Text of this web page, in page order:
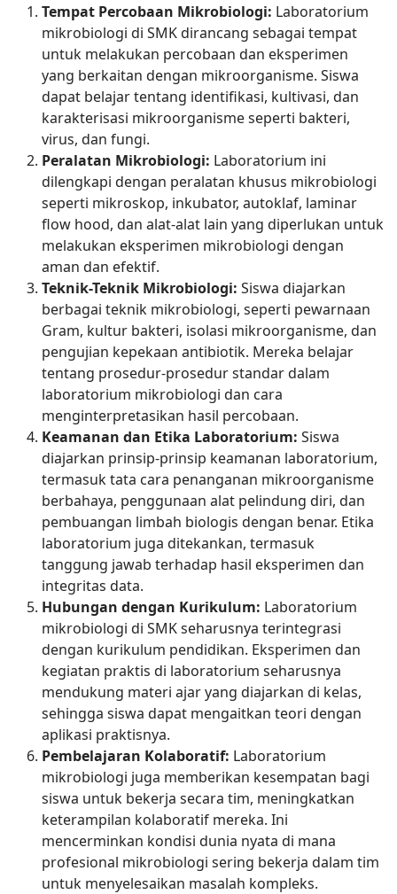
Tempat Percobaan Mikrobiologi: Laboratorium
mikrobiologi di SMK dirancang sebagai tempat
untuk melakukan percobaan dan eksperimen
yang berkaitan dengan mikroorganisme. Siswa
dapat belajar tentang identifikasi, kultivasi, dan
karakterisasi mikroorganisme seperti bakteri,
virus, dan fungi.
Peralatan Mikrobiologi: Laboratorium ini
dilengkapi dengan peralatan khusus mikrobiologi
seperti mikroskop, inkubator, autoklaf, laminar
flow hood, dan alat-alat lain yang diperlukan untuk
melakukan eksperimen mikrobiologi dengan
aman dan efektif.
Teknik-Teknik Mikrobiologi: Siswa diajarkan
berbagai teknik mikrobiologi, seperti pewarnaan
Gram, kultur bakteri, isolasi mikroorganisme, dan
pengujian kepekaan antibiotik. Mereka belajar
tentang prosedur-prosedur standar dalam
laboratorium mikrobiologi dan cara
menginterpretasikan hasil percobaan.
Keamanan dan Etika Laboratorium: Siswa
diajarkan prinsip-prinsip keamanan laboratorium,
termasuk tata cara penanganan mikroorganisme
berbahaya, penggunaan alat pelindung diri, dan
pembuangan limbah biologis dengan benar. Etika
laboratorium juga ditekankan, termasuk
tanggung jawab terhadap hasil eksperimen dan
integritas data.
Hubungan dengan Kurikulum: Laboratorium
mikrobiologi di SMK seharusnya terintegrasi
dengan kurikulum pendidikan. Eksperimen dan
kegiatan praktis di laboratorium seharusnya
mendukung materi ajar yang diajarkan di kelas,
sehingga siswa dapat mengaitkan teori dengan
aplikasi praktisnya.
Pembelajaran Kolaboratif: Laboratorium
mikrobiologi juga memberikan kesempatan bagi
siswa untuk bekerja secara tim, meningkatkan
keterampilan kolaboratif mereka. Ini
mencerminkan kondisi dunia nyata di mana
profesional mikrobiologi sering bekerja dalam tim
untuk menyelesaikan masalah kompleks.